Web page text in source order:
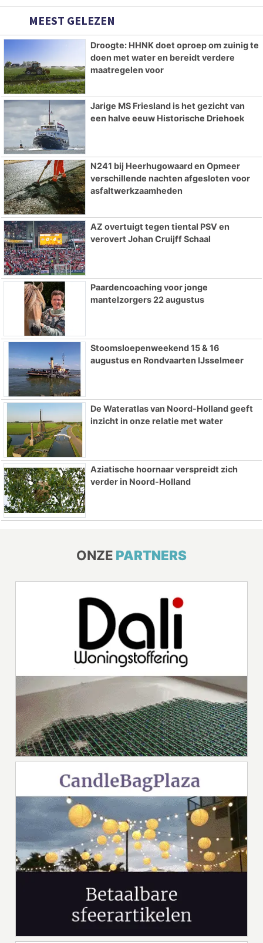
MEEST GELEZEN
Droogte: HHNK doet oproep om zuinig te
doen met water en bereidt verdere
maatregelen voor
Jarige MS Friesland is het gezicht van
een halve eeuw Historische Driehoek
N241 bij Heerhugowaard en Opmeer
verschillende nachten afgesloten voor
asfaltwerkzaamheden
AZ overtuigt tegen tiental PSV en
verovert Johan Cruijff Schaal
Paardencoaching voor jonge
mantelzorgers 22 augustus
Stoomsloepenweekend 15 & 16
augustus en Rondvaarten IJsselmeer
De Wateratlas van Noord-Holland geeft
inzicht in onze relatie met water
Aziatische hoornaar verspreidt zich
verder in Noord-Holland
ONZE PARTNERS